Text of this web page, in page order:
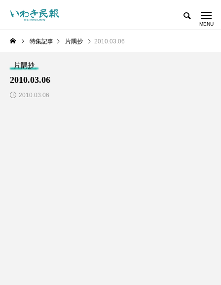
特集記事 片隅抄 2010.03.06
片隅抄
2010.03.06
2010.03.06